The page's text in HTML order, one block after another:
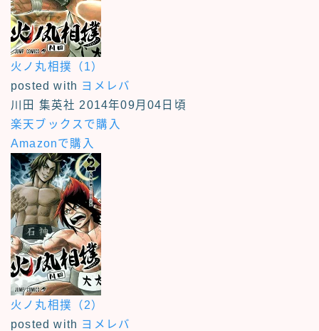
火ノ丸相撲（1）
posted with ヨメレバ
川田 集英社 2014年09月04日頃
楽天ブックスで購入
Amazonで購入
火ノ丸相撲（2）
posted with ヨメレバ